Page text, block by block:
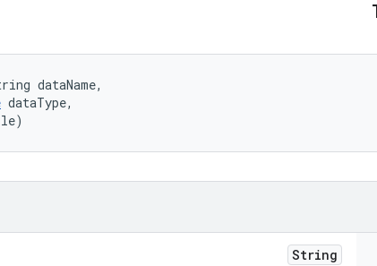
dataName,
dataType,
String